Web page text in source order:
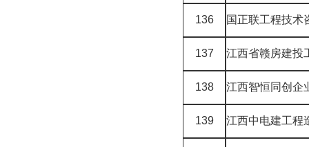
136 国正联工程技术
137 江西省赣房建投
138 江西智恒同创企
139 江西中电建工程